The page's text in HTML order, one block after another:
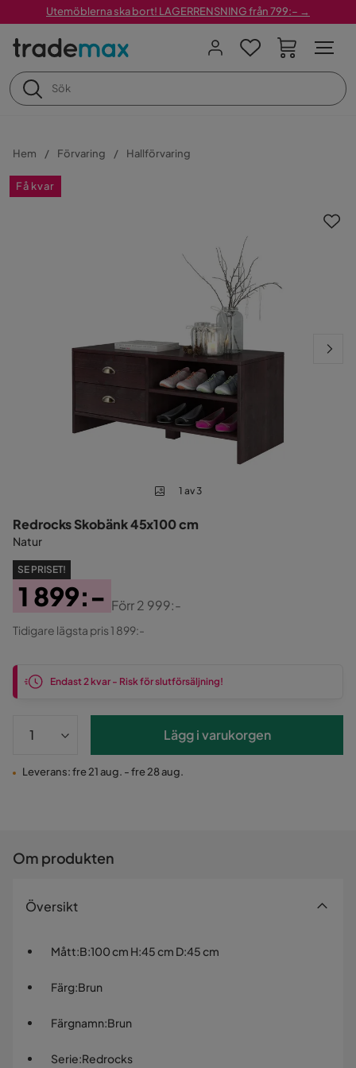
Utemöblerna ska bort! LAGERRENSNING från 799:– →
Hem Förvaring Hallförvaring
Få kvar
1 av 3
Redrocks Skobänk 45x100 cm
Natur
SE PRISET!
Pris
1 899:-
Original
Pris
Förr2 999:-
Tidigare lägsta pris 1 899:-
Endast 2 kvar - Risk för slutförsäljning!
Lägg i varukorgen
Leverans: fre 21 aug. - fre 28 aug.
Om produkten
Översikt
Mått:B:100 cm H:45 cm D:45 cm
Färg:Brun
Färgnamn:Brun
Serie:Redrocks